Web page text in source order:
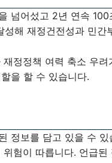
넘어섰고 2년 연속
해 재정건전성과 민간
정정책 여력 축소 우
을 할 수 있습니다.
정보를 담고 있을 수
험이 따릅니다. 언급